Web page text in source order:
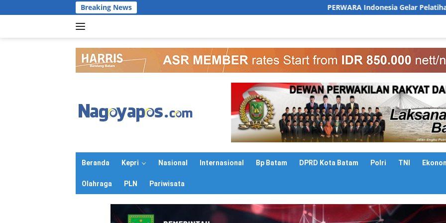
ke
Breaking News PERWARA Indonesia Gelar Pelatihan Public Speaking
Beranda Kepri Nasional Internasional Bp Batam DPRD Kota Batam Polri TNI
Olahraga PLN Pariwisata